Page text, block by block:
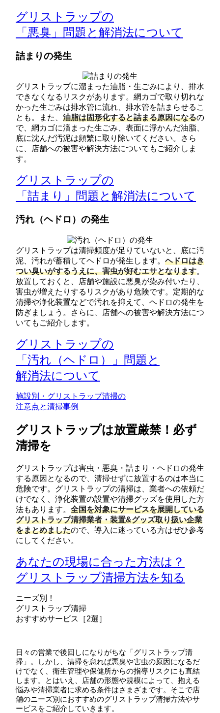
グリストラップの
「悪臭」問題と解消法について
詰まりの発生
グリストラップに溜まった油脂・生ごみにより、排水
できなくなるリスクがあります。網カゴで取り切れな
かった生ごみは排水管に流れ、排水管を詰まらせるこ
とも。また、 油脂は固形化すると詰まる原因になるの
で、網カゴに溜まった生ごみ、表面に浮かんだ油脂、
底に沈んだ汚泥は頻繁に取り除いてください。さら
に、店舗への被害や解決方法についてもご紹介しま
す。
グリストラップの
「詰まり」問題と解消法について
汚れ（ヘドロ）の発生
グリストラップは清掃頻度が足りていないと、底に汚
泥、汚れが蓄積してヘドロが発生します。 ヘドロはき
つい臭いがするうえに、害虫が好むエサとなります。
放置しておくと、店舗や施設に悪臭が染み付いたり、
害虫が増えたりするリスクがあり危険です。定期的な
清掃や浄化装置などで汚れを抑えて、ヘドロの発生を
防ぎましょう。さらに、店舗への被害や解決方法につ
いてもご紹介します。
グリストラップの
「汚れ（ヘドロ）」問題と
解消法について
施設別・グリストラップ清掃の
注意点と清掃事例
グリストラップは放置厳禁！必ず
清掃を
グリストラップは害虫・悪臭・詰まり・ヘドロの発生
する原因となるので、清掃せずに放置するのは本当に
危険です。グリストラップの清掃は、業者への依頼だ
けでなく、浄化装置の設置や清掃グッズを使用した方
法もあります。 全国を対象にサービスを展開している
グリストラップ清掃業者・装置&グッズ取り扱い企業
をまとめましたので、導入に迷っている方はぜひ参考
にしてください。
あなたの現場に合った方法は？
グリストラップ清掃方法を知る
ニーズ別！
グリストラップ清掃
おすすめサービス［2選］
日々の営業で後回しになりがちな「グリストラップ清
掃」。しかし、清掃を怠れば悪臭や害虫の原因になるだ
けでなく、衛生管理や保健所からの指導リスクにも直結
します。とはいえ、店舗の形態や規模によって、抱える
悩みや清掃業者に求める条件はさまざまです。そこで店
舗のニーズ別におすすめのグリストラップ清掃方法やサ
ービスをご紹介していきます。